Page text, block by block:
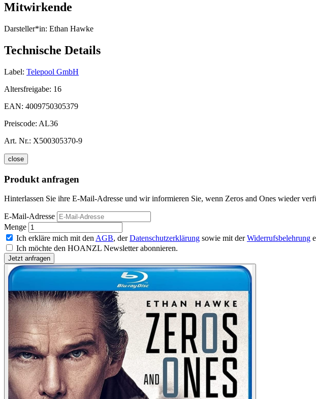
Mitwirkende
Darsteller*in: Ethan Hawke
Technische Details
Label: Telepool GmbH
Altersfreigabe: 16
EAN: 4009750305379
Preiscode: AL36
Art. Nr.: X500305370-9
close
Produkt anfragen
Hinterlassen Sie ihre E-Mail-Adresse und wir informieren Sie, wenn Zeros and Ones wieder
E-Mail-Adresse
Menge
Ich erkläre mich mit den AGB, derDatenschutzerklärung sowie mit derWiderrufsbelehrung
Ich möchte den HOANZL Newsletter abonnieren.